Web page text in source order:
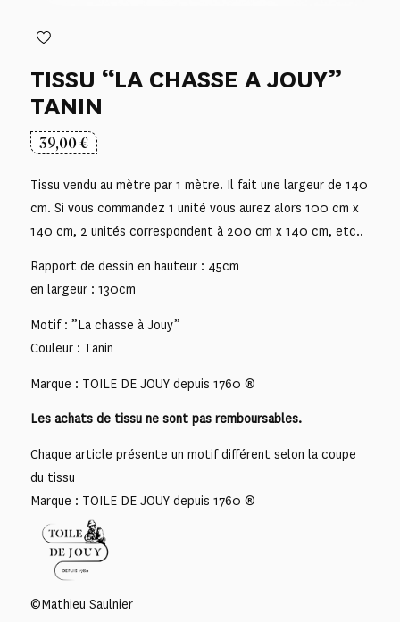
TISSU “LA CHASSE A JOUY”
TANIN
39,00€
Tissu vendu au mètre par 1 mètre. Il fait une largeur de 140
cm. Si vous commandez 1 unité vous aurez alors 100 cm x
140 cm, 2 unités correspondent à 200 cm x 140 cm, etc..
Rapport de dessin en hauteur : 45cm
en largeur : 130cm
Motif : ”La chasse à Jouy”
Couleur : Tanin
Marque : TOILE DE JOUY depuis 1760 ®
Les achats de tissu ne sont pas remboursables.
Chaque article présente un motif différent selon la coupe
du tissu
Marque : TOILE DE JOUY depuis 1760 ®
©Mathieu Saulnier